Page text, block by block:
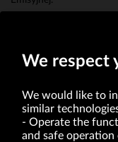
We respect
We would like to
similar
Operate the
and safe